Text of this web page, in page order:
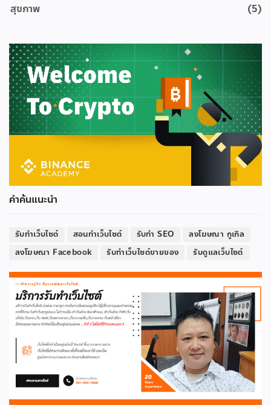
สุขภาพ
(5)
คำค้นแนะนำ
รับทำเว็บไซต์ สอนทำเว็บไซต์ รับทำ SEO
ลงโฆษณา กูเกิล
ลงโฆษณา Facebook
รับทำเว็บไซต์ขายของ รับดูแลเว็บไซต์